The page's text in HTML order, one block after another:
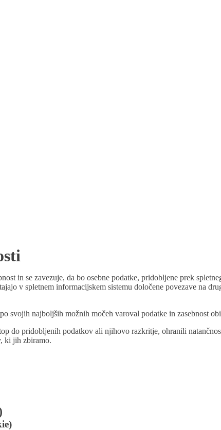
in se zavezuje, da bo osebne podatke, pridobljene prek
v spletnem informacijskem sistemu določene povezave na
svojih najboljših možnih močeh varoval podatke in zasebnost
do pridobljenih podatkov ali njihovo razkritje, ohranili
ki jih zbiramo.